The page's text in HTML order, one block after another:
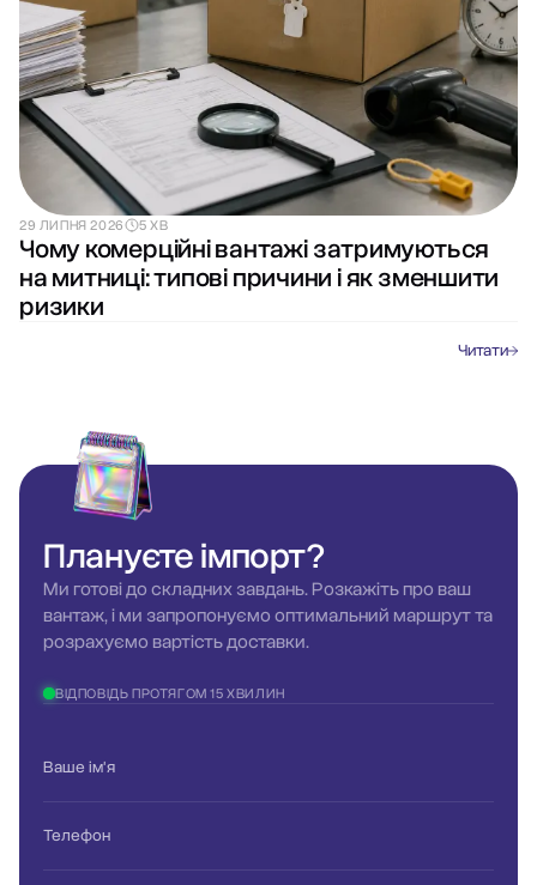
29 ЛИПНЯ 2026 5 ХВ
Чому комерційні вантажі затримуються
на митниці: типові причини і як зменшити
ризики
Читати
Плануєтеімпорт?
Ми готові до складних завдань. Розкажіть про ваш
вантаж, і ми запропонуємо оптимальний маршрут та
розрахуємо вартість доставки.
ВІДПОВІДЬ ПРОТЯГОМ 15 ХВИЛИН
Ваше ім'я
Телефон